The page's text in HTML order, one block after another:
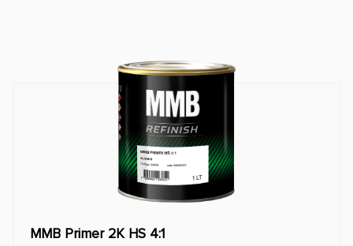
MMB Primer 2K HS 4:1